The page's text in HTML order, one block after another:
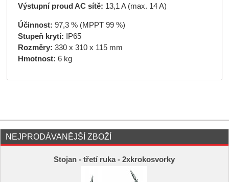
Výstupní proud AC sítě: 13,1 A (max. 14 A)
Účinnost: 97,3 % (MPPT 99 %)
Stupeň krytí: IP65
Rozměry: 330 x 310 x 115 mm
Hmotnost: 6 kg
NEJPRODÁVANĚJŠÍ ZBOŽÍ
Stojan - třetí ruka - 2xkrokosvorky